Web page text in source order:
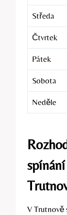
Středa
Čtvrtek
Pátek
Sobota
Neděle
V Trutnově